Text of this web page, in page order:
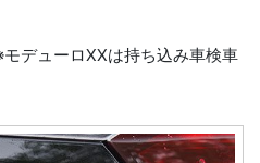
デューロXⅩは持ち込み車検車